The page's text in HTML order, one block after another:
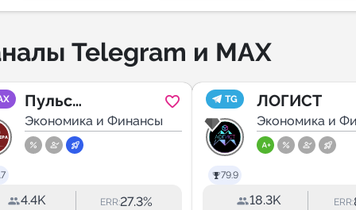
Telegram и MAX
Пульс
бухгалтера
Экономика и Финансы
4.4K ERR:27.3%
TG
79.9
ЛОГИСТ
Экономика и
18.3K ERR: